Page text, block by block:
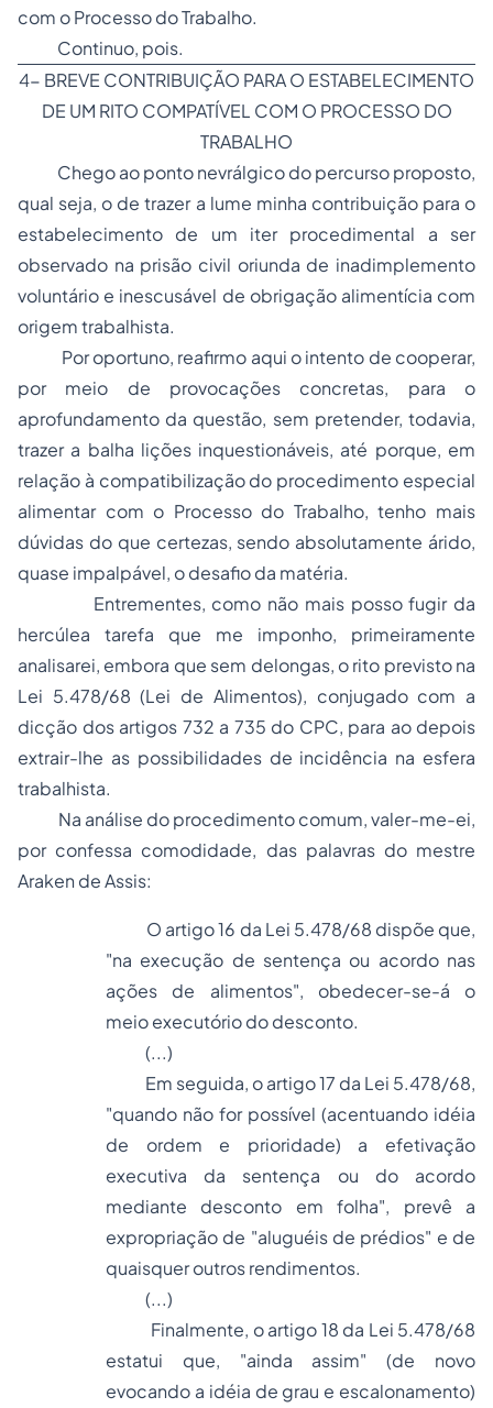
com oProcessodo Trabalho.
Continuo, pois.
4- BREVE CONTRIBUIÇÃO PARA O ESTABELECIMENTO
DE UM RITO COMPATÍVEL COM O PROCESSO DO
TRABALHO
Chego ao ponto nevrálgico do percurso proposto,
qual seja, o de trazer a lume minha contribuição para o
estabelecimento de um iter procedimental a ser
observado na prisão civil oriunda de inadimplemento
voluntário e inescusável de obrigação alimentícia com
origem trabalhista.
Por oportuno, reafirmo aqui o intento de cooperar,
por meio de provocações concretas, para o
aprofundamento da questão, sem pretender, todavia,
trazer a balha lições inquestionáveis, até porque, em
relação à compatibilização do procedimento especial
alimentar com o Processo do Trabalho, tenho mais
dúvidas do que certezas, sendo absolutamente árido,
quase impalpável, o desafio da matéria.
Entrementes, como não mais posso fugir da
hercúlea tarefa que me imponho, primeiramente
analisarei, embora que sem delongas, o rito previsto na
Lei 5.478/68 (Lei de Alimentos), conjugado com a
dicção dos artigos 732 a 735 do CPC, para ao depois
extrair-lhe as possibilidades de incidência na esfera
trabalhista.
Na análise do procedimento comum, valer-me-ei,
por confessa comodidade, das palavras do mestre
Araken de Assis:
O artigo 16 da Lei 5.478/68 dispõe que,
"na execução de sentença ou acordo nas
ações de alimentos", obedecer-se-á o
meio executório do desconto.
(...)
Em seguida, o artigo 17 da Lei 5.478/68,
"quando não for possível (acentuando idéia
de ordem e prioridade) a efetivação
executiva da sentença ou do acordo
mediante desconto em folha", prevê a
expropriação de "aluguéis de prédios" e de
quaisquer outros rendimentos.
(...)
Finalmente, o artigo 18 da Lei 5.478/68
estatui que, "ainda assim" (de novo
evocando a idéia de grau e escalonamento)